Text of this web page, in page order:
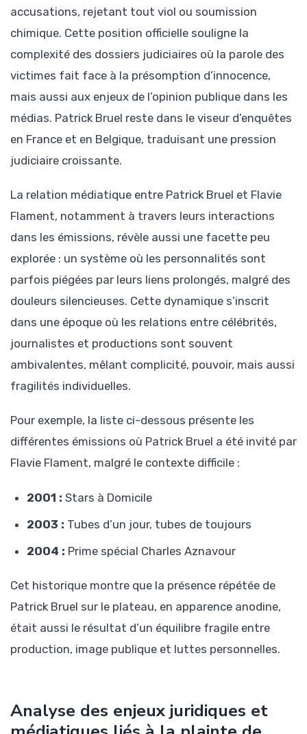
accusations, rejetant tout viol ou soumission
chimique. Cette position officielle souligne la
complexité des dossiers judiciaires où la parole des
victimes fait face à la présomption d’innocence,
mais aussi aux enjeux de l’opinion publique dans les
médias. Patrick Bruel reste dans le viseur d’enquêtes
en France et en Belgique, traduisant une pression
judiciaire croissante.
La relation médiatique entre Patrick Bruel et Flavie
Flament, notamment à travers leurs interactions
dans les émissions, révèle aussi une facette peu
explorée : un système où les personnalités sont
parfois piégées par leurs liens prolongés, malgré des
douleurs silencieuses. Cette dynamique s’inscrit
dans une époque où les relations entre célébrités,
journalistes et productions sont souvent
ambivalentes, mêlant complicité, pouvoir, mais aussi
fragilités individuelles.
Pour exemple, la liste ci-dessous présente les
différentes émissions où Patrick Bruel a été invité par
Flavie Flament, malgré le contexte difficile :
2001 : Stars à Domicile
2003 : Tubes d’un jour, tubes de toujours
2004 : Prime spécial Charles Aznavour
Cet historique montre que la présence répétée de
Patrick Bruel sur le plateau, en apparence anodine,
était aussi le résultat d’un équilibre fragile entre
production, image publique et luttes personnelles.
Analyse des enjeux juridiques et